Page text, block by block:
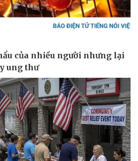
Quân sự - Quốc phòng
Vũ khí
Phân tích